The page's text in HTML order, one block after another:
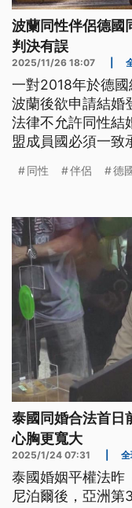
波蘭同性伴侶德國
判決有誤
2025/11/26 18:07
一對2018年於德
波蘭後欲申請結婚
法律不允許同性結
盟成員國必須一致
自由移動的權利。
同性 伴侶 德
泰國同婚合法首日
心胸更寬大
2025/1/24 07:31
泰國婚姻平權法昨
尼泊爾後，亞洲